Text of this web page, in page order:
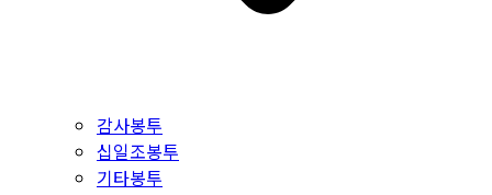
감사봉투
십일조봉투
기타봉투